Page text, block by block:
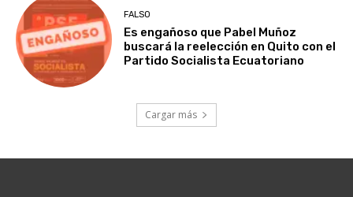
FALSO
Es engañoso que Pabel Muñoz
buscará la reelección en Quito con el
Partido Socialista Ecuatoriano
Cargar más